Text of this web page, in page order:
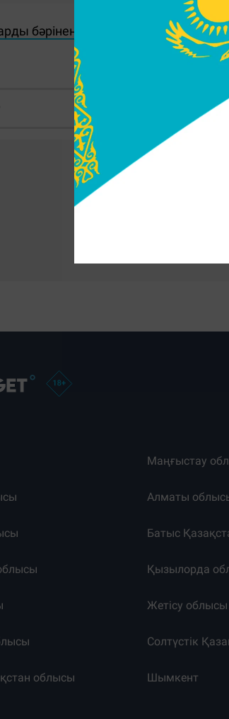
бәрінен бұрын біліп отырғыңыз
С.
Маңғыстау
Алматы
Батыс
Қызылорда
Жетісу облысы
Солтүстік
облысы Шымкент